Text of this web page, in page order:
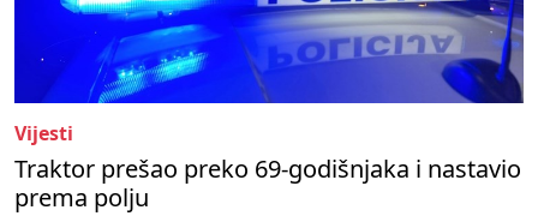
Vijesti
Traktor prešao preko 69-godišnjaka i nastavio
prema polju